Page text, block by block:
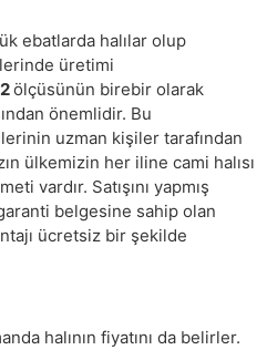
ebatlarda halılar olup
üretimi
ölçüsünün birebir olarak
önemlidir. Bu
uzman kişiler tarafından
ülkemizin her iline cami halısı
vardır. Satışını yapmış
belgesine sahip olan
ücretsiz bir şekilde
halının fiyatını da belirler.